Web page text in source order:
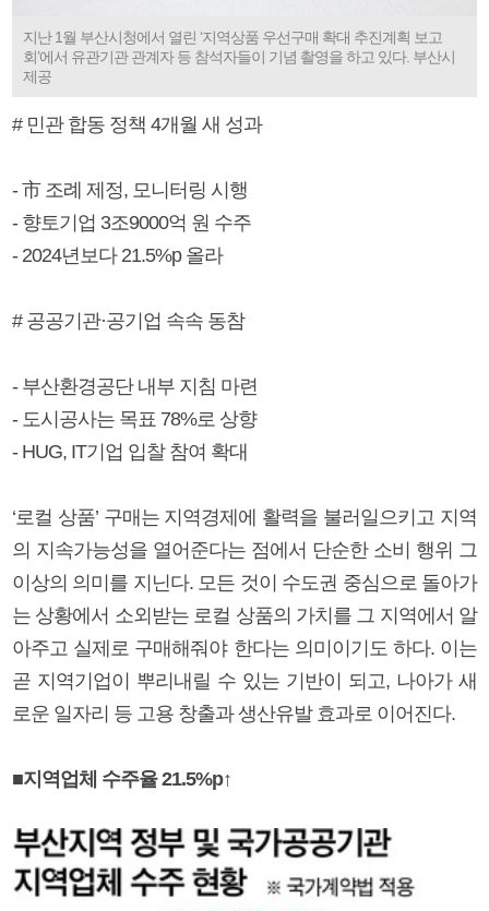
지난 1월 부산시청에서 열린 ‘지역상품 우선구매 확대 추진계획 보고
회’에서 유관기관 관계자 등 참석자들이 기념 촬영을 하고 있다. 부산시
제공
# 민관 합동 정책 4개월 새 성과
- 市 조례 제정, 모니터링 시행
- 향토기업 3조9000억 원 수주
- 2024년보다 21.5%p 올라
# 공공기관·공기업 속속 동참
- 부산환경공단 내부 지침 마련
- 도시공사는 목표 78%로 상향
- HUG, IT기업 입찰 참여 확대
‘로컬 상품’ 구매는 지역경제에 활력을 불러일으키고 지역
의 지속가능성을 열어준다는 점에서 단순한 소비 행위 그
이상의 의미를 지닌다. 모든 것이 수도권 중심으로 돌아가
는 상황에서 소외받는 로컬 상품의 가치를 그 지역에서 알
아주고 실제로 구매해줘야 한다는 의미이기도 하다. 이는
곧 지역기업이 뿌리내릴 수 있는 기반이 되고, 나아가 새
로운 일자리 등 고용 창출과 생산유발 효과로 이어진다.
■지역업체 수주율 21.5%p↑